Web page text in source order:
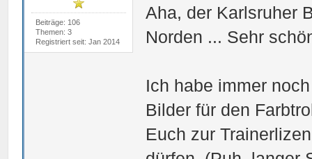
Beiträge: 106
Themen: 3
Registriert seit: Jan 2014
Aha, der Karlsruher
Norden ... Sehr
Ich habe immer
Bilder für den
Euch zur